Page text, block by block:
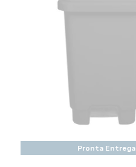
Pronta Entrega